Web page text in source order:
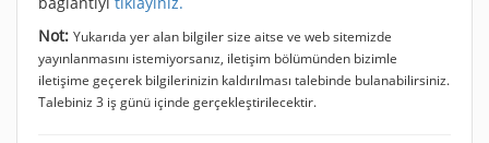
Not: Yukarıda yer alan bilgiler size aitse ve web sitemizde
yayınlanmasını istemiyorsanız, iletişim bölümünden bizimle
iletişime geçerek bilgilerinizin kaldırılması talebinde bulanabilirsiniz.
Talebiniz 3 iş günü içinde gerçekleştirilecektir.